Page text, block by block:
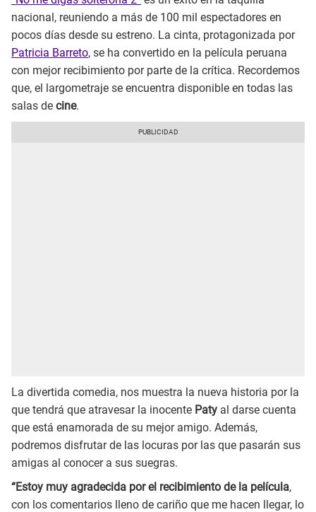
nacional, reuniendo a más de 100 mil espectadores en
pocos días desde su estreno. La cinta, protagonizada por
Patricia Barreto, se ha convertido en la película peruana
con mejor recibimiento por parte de la crítica. Recordemos
que, el largometraje se encuentra disponible en todas las
salas de cine.
La divertida comedia, nos muestra la nueva historia por la
que tendrá que atravesar la inocente Paty al darse cuenta
que está enamorada de su mejor amigo. Además,
podremos disfrutar de las locuras por las que pasarán sus
amigas al conocer a sus suegras.
“Estoy muy agradecida por el recibimiento de la película,
con los comentarios lleno de cariño que me hacen llegar, lo